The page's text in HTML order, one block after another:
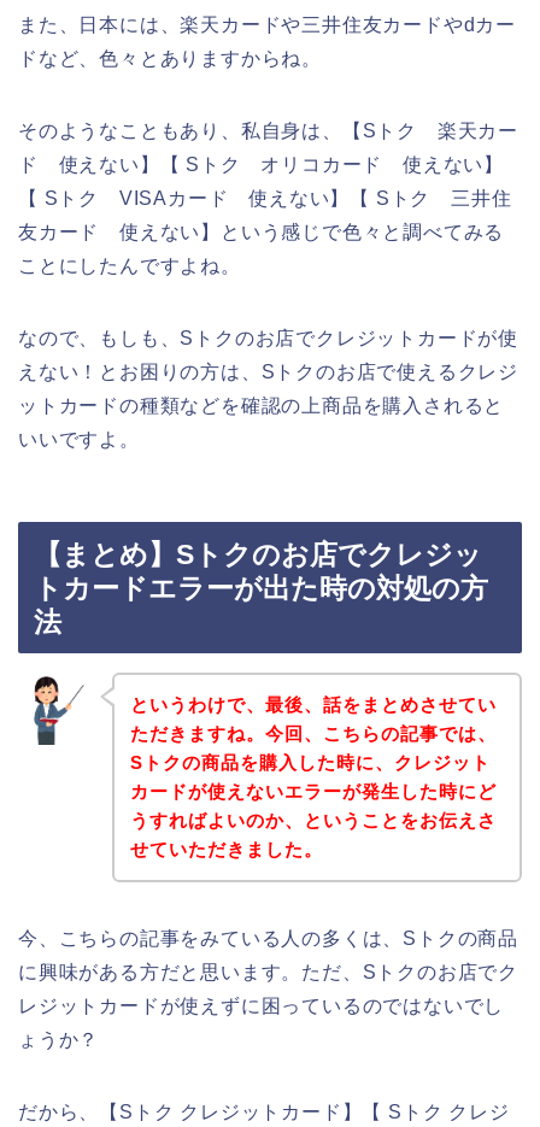
また、日本には、楽天カードや三井住友カードやdカー
ドなど、色々とありますからね。
そのようなこともあり、私自身は、【Sトク 楽天カー
ド 使えない】【 Sトク オリコカード 使えない】
【 Sトク VISAカード 使えない】【 Sトク 三井住
友カード 使えない】という感じで色々と調べてみる
ことにしたんですよね。
なので、もしも、Sトクのお店でクレジットカードが使
えない！とお困りの方は、Sトクのお店で使えるクレジ
ットカードの種類などを確認の上商品を購入されると
いいですよ。
【まとめ】Sトクのお店でクレジッ
トカードエラーが出た時の対処の方
法
というわけで、最後、話をまとめさせてい
ただきますね。今回、こちらの記事では、
Sトクの商品を購入した時に、クレジット
カードが使えないエラーが発生した時にど
うすればよいのか、ということをお伝えさ
せていただきました。
今、こちらの記事をみている人の多くは、Sトクの商品
に興味がある方だと思います。ただ、Sトクのお店でク
レジットカードが使えずに困っているのではないでし
ょうか？
だから、【Sトク クレジットカード】【 Sトク クレジ